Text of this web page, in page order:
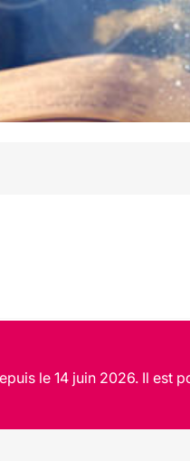
le 14 juin 2026. Il est